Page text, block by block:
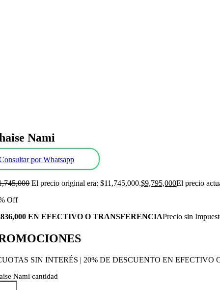
Nami
por Whatsapp
El precio original era: $11,745,000.$9,795,000El precio
Off
EN EFECTIVO O TRANSFERENCIAPrecio sin
SIN INTERÉS | 20% DE DESCUENTO EN EFECTIVO
Nami cantidad